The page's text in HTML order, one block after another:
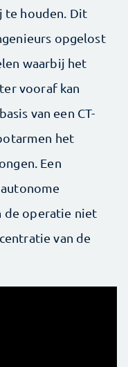
te houden. Dit
opgelost
waarbij het
vooraf kan
van een CT-
het
Een
de operatie niet
van de